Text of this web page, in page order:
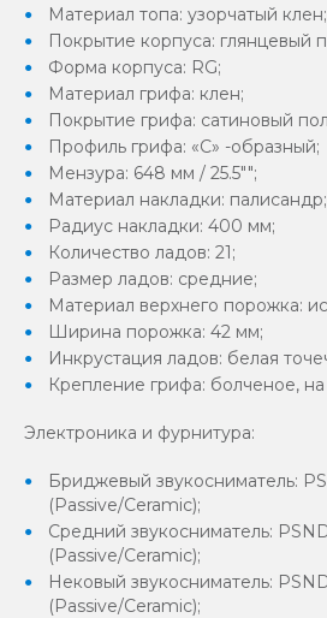
Материал топа: узорчатый клен;
Покрытие корпуса: глянцевый
Форма корпуса: RG;
Материал грифа: клен;
Покрытие грифа: сатиновый
Профиль грифа: «С» -образный;
Мензура: 648 мм / 25.5"";
Материал накладки: палисандр;
Радиус накладки: 400 мм;
Количество ладов: 21;
Размер ладов: средние;
Материал верхнего порожка:
Ширина порожка: 42 мм;
Инкрустация ладов: белая
Крепление грифа: болченое, на
Электроника и фурнитура:
Бриджевый звукосниматель:
(Passive/Ceramic);
Средний звукосниматель:
(Passive/Ceramic);
Нековый звукосниматель:
(Passive/Ceramic);